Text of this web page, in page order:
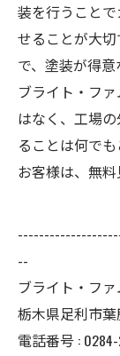
装を行うこと
せることが大
で、塗装が得意
ブライト・フ
はなく、工場
ることは何で
お客様は、無
--
ブライト・フ
栃木県足利市葉
電話番号 :